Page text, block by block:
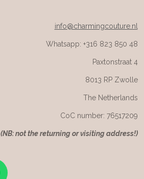
info@charmingcouture.nl
Whatsapp: +316 823 850 48
Paxtonstraat 4
8013 RP Zwolle
The Netherlands
CoC number: 76517209
(NB: not the returning or visiting address!)